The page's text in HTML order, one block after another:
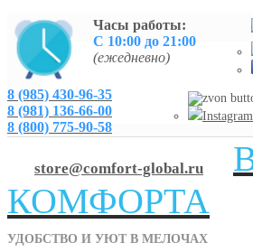
Часы работы:
С 10:00 до 21:00
(ежедневно)
8 (985) 430-96-35
8 (981) 136-66-00
8 (800) 775-90-58
store@comfort-global.ru
Instagram
КОМФОРТА
УДОБСТВО И УЮТ В МЕЛОЧАХ